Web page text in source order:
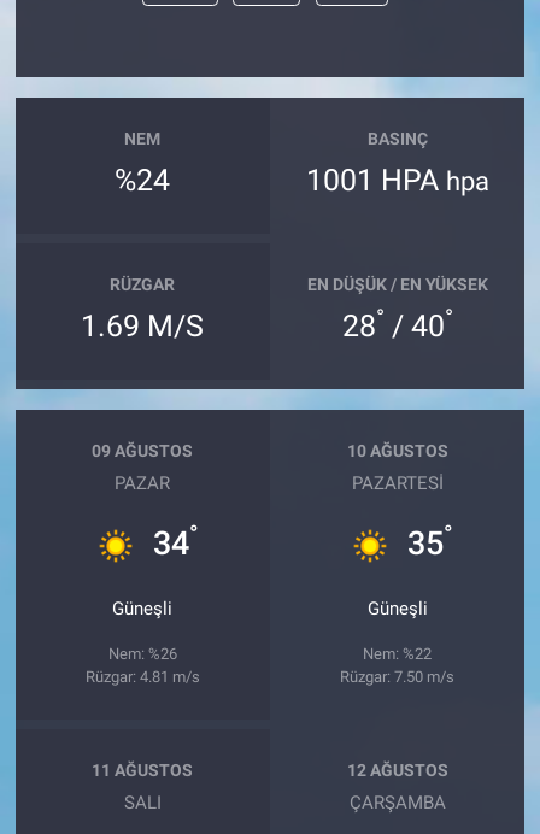
NEM
%24
BASINÇ
1001 HPA hpa
RÜZGAR
1.69 M/S
EN DÜŞÜK / EN YÜKSEK
28° / 40°
09 AĞUSTOS
PAZAR
34°
Güneşli
Nem: %26
Rüzgar: 4.81 m/s
10 AĞUSTOS
PAZARTESI
35°
Güneşli
Nem: %22
Rüzgar: 7.50 m/s
11 AĞUSTOS
SALI
12 AĞUSTOS
ÇARŞAMBA